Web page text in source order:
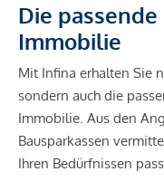
Die
Immobilie
Mit Infina erhalten Sie
sondern auch die
Immobilie. Aus den
Bausparkassen
Ihren Bedürfnissen